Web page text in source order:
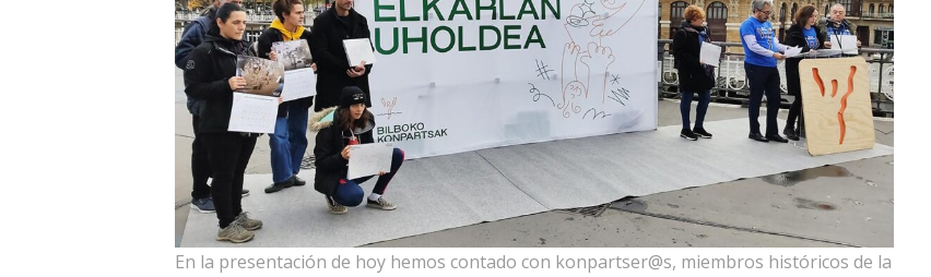
En la presentación de hoy hemos contado con konpartser@s, miembros históricos de la